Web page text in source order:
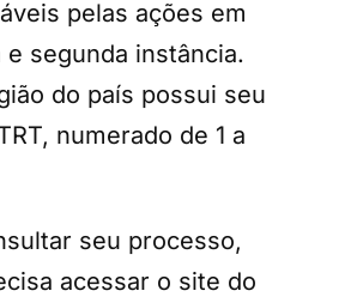
pelas ações em
e segunda instância.
do país possui seu
numerado de 1 a
seu processo,
acessar o site do